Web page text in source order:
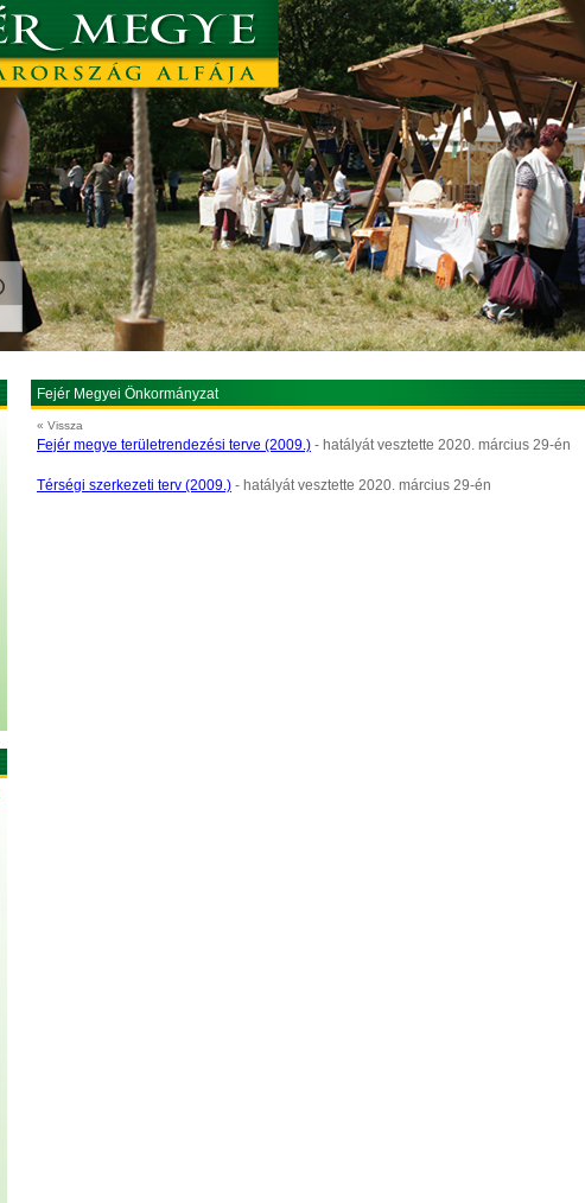
Fejér Megyei Önkormányzat
« Vissza
Fejér megye területrendezési terve (2009.) - hatályát vesztette 2020. március 29-én
Térségi szerkezeti terv (2009.) - hatályát vesztette 2020. március 29-én